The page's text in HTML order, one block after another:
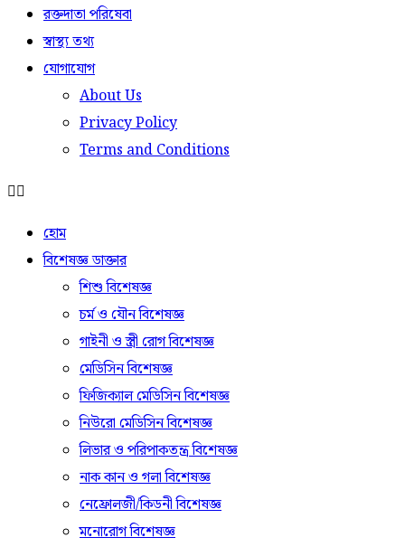
রক্তদাতা পরিষেবা
স্বাস্থ্য তথ্য
যোগাযোগ
About Us
Privacy Policy
Terms and Conditions
হোম
বিশেষজ্ঞ ডাক্তার
শিশু বিশেষজ্ঞ
চর্ম ও যৌন বিশেষজ্ঞ
গাইনী ও স্ত্রী রোগ বিশেষজ্ঞ
মেডিসিন বিশেষজ্ঞ
ফিজিক্যাল মেডিসিন বিশেষজ্ঞ
নিউরো মেডিসিন বিশেষজ্ঞ
লিভার ও পরিপাকতন্ত্র বিশেষজ্ঞ
নাক কান ও গলা বিশেষজ্ঞ
নেফ্রোলজী/কিডনী বিশেষজ্ঞ
মনোরোগ বিশেষজ্ঞ